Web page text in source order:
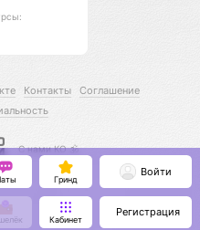
Контакты
Соглашение
С нами КО 🕉️
Гринд
Кабинет
Войти
Регистрация